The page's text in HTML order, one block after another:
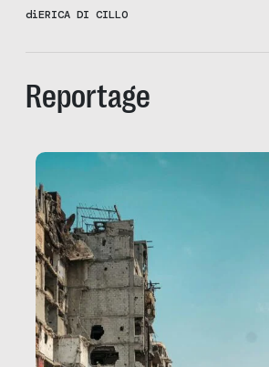
diERICA DI CILLO
Reportage